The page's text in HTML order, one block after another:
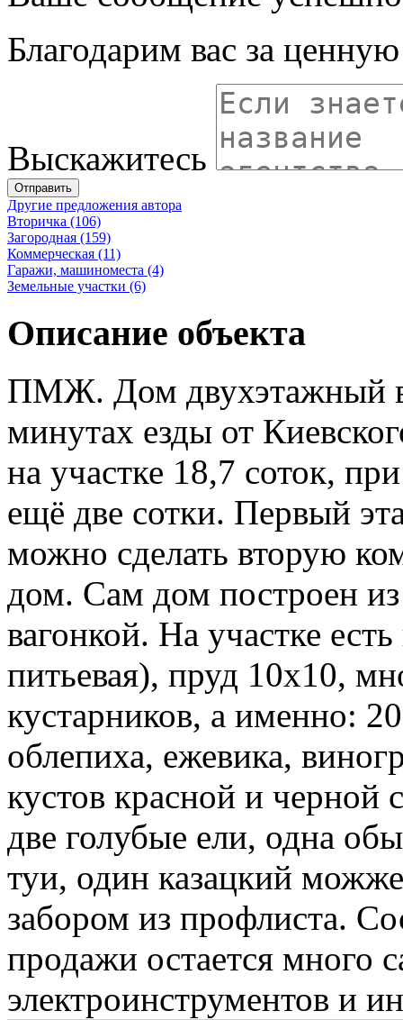
Благодарим вас за
Выскажитесь
Отправить
Другие предложения автора
Вторичка (106)
Загородная (159)
Коммерческая (11)
Гаражи, машиноместа (4)
Земельные участки (6)
Описание объекта
ПМЖ. Дом двухэтажный
минутах езды от
на участке 18,7 соток,
ещё две сотки. Первый
можно сделать вторую
дом. Сам дом построен
вагонкой. На участке
питьевая), пруд 10х10,
кустарников, а именно:
облепиха, ежевика,
кустов красной и
две голубые ели, одна
туи, один казацкий
забором из профлиста.
продажи остается много
электроинструментов и